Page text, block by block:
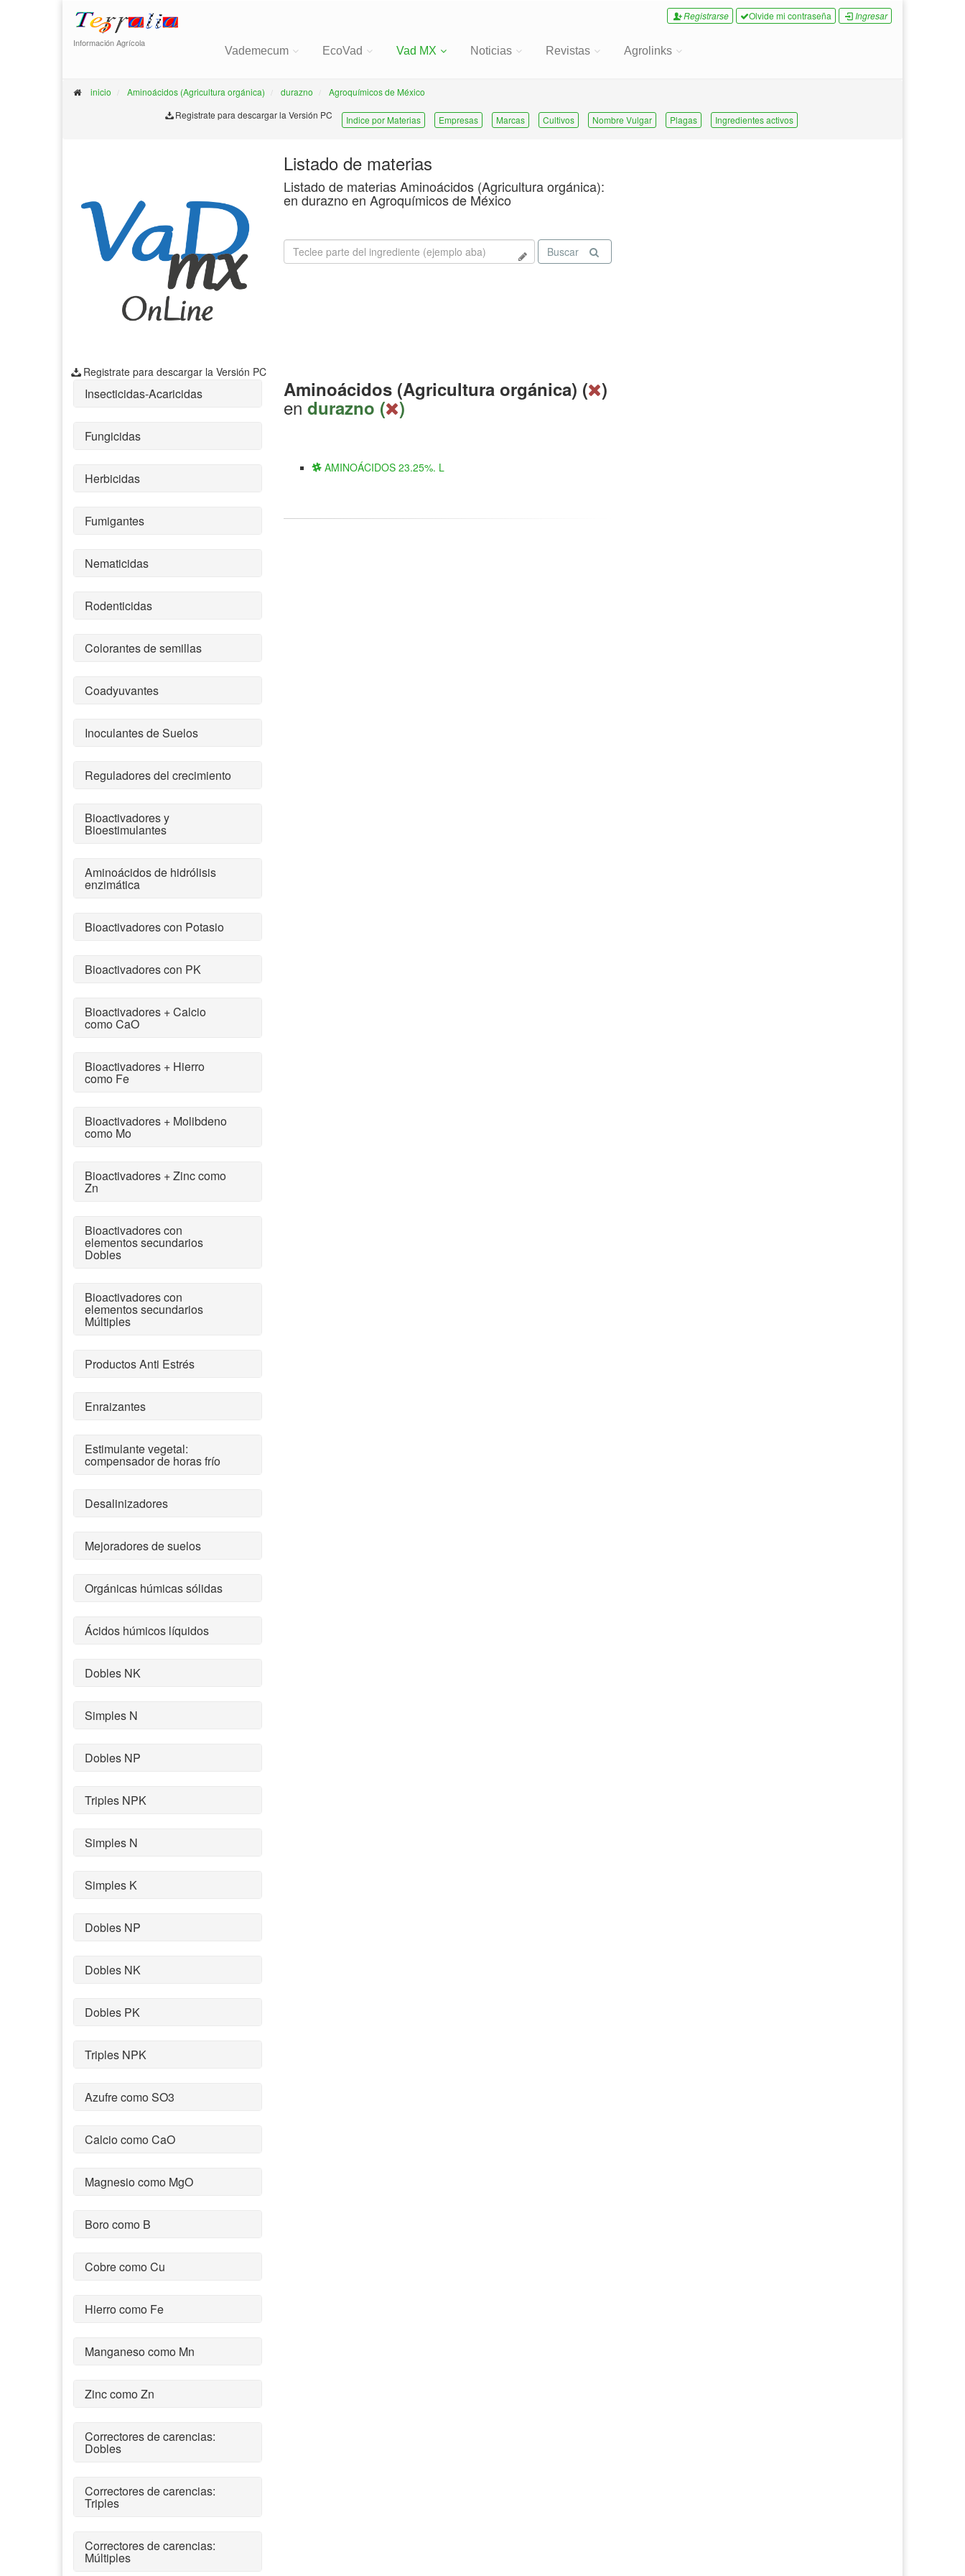
Información Agrícola
Registrarse Olvide mi contraseña Ingresar
Vademecum EcoVad Vad MX Noticias Revistas Agrolinks
inicio Aminoácidos (Agricultura orgánica) durazno
Agroquímicos de México
Registrate para descargar la Versión PC
Indice por Materias Empresas Marcas Cultivos Nombre Vulgar Plagas Ingredientes activos
Registrate para descargar la Versión PC
Listado de materias
Listado de materias Aminoácidos (Agricultura orgánica):
en durazno en Agroquímicos de México
Buscar
Insecticidas-Acaricidas
Fungicidas
Herbicidas
Fumigantes
Nematicidas
Rodenticidas
Colorantes de semillas
Coadyuvantes
Inoculantes de Suelos
Reguladores del crecimiento
Bioactivadores y
Bioestimulantes
Aminoácidos de hidrólisis
enzimática
Bioactivadores con Potasio
Bioactivadores con PK
Bioactivadores + Calcio
como CaO
Bioactivadores + Hierro
como Fe
Bioactivadores + Molibdeno
como Mo
Bioactivadores + Zinc como
Zn
Bioactivadores con
elementos secundarios
Dobles
Bioactivadores con
elementos secundarios
Múltiples
Productos Anti Estrés
Enraizantes
Estimulante vegetal:
compensador de horas frío
Desalinizadores
Mejoradores de suelos
Orgánicas húmicas sólidas
Ácidos húmicos líquidos
Dobles NK
Simples N
Dobles NP
Triples NPK
Simples N
Simples K
Dobles NP
Dobles NK
Dobles PK
Triples NPK
Azufre como SO3
Calcio como CaO
Magnesio como MgO
Boro como B
Cobre como Cu
Hierro como Fe
Manganeso como Mn
Zinc como Zn
Correctores de carencias:
Dobles
Correctores de carencias:
Triples
Correctores de carencias:
Múltiples
Aminoácidos (Agricultura orgánica) ( )
en durazno ( )
AMINOÁCIDOS 23.25%. L